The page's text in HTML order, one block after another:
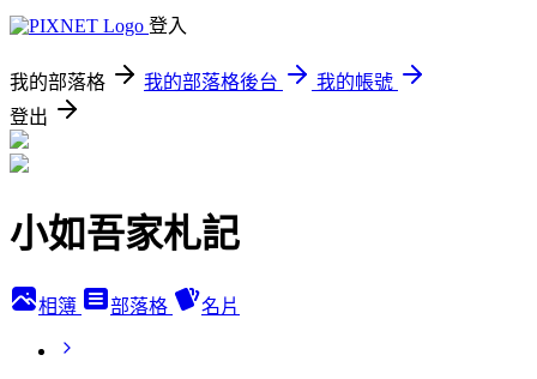
登入
我的部落格 我的部落格後台
我的帳號
登出
小如吾家札記
相簿 部落格 名片